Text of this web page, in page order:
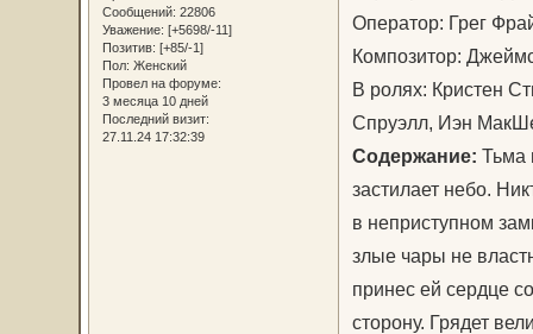
Сообщений: 22806
Уважение: [+5698/-11]
Позитив: [+85/-1]
Пол: Женский
Провел на форуме:
3 месяца 10 дней
Последний визит:
27.11.24 17:32:39
Оператор: Грег
Композитор:
В ролях: Кристен
Спруэлл, Иэн
Содержание: Тьма
застилает небо.
в неприступном
злые чары не
принес ей сердце
сторону. Грядет